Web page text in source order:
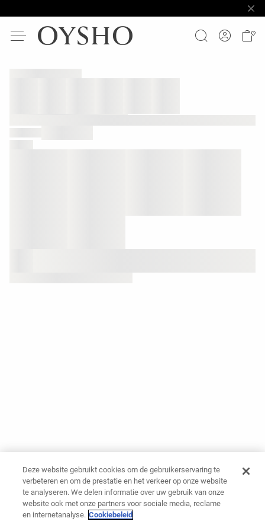
Deze website gebruikt cookies om de gebruikerservaring te
verbeteren en om de prestatie en het verkeer op onze website
te analyseren. We delen informatie over uw gebruik van onze
website ook met onze partners voor sociale media, reclame
en internetanalyse. Cookiebeleid